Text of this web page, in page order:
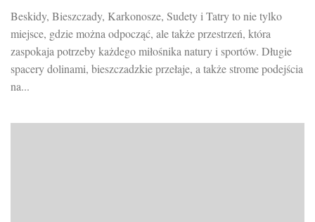
Beskidy, Bieszczady, Karkonosze, Sudety i Tatry to nie tylko
miejsce, gdzie można odpocząć, ale także przestrzeń, która
zaspokaja potrzeby każdego miłośnika natury i sportów. Długie
spacery dolinami, bieszczadzkie przełaje, a także strome podejścia
na...